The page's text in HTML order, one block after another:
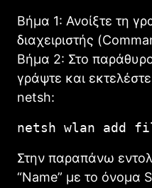
Βήμα 1: Ανοίξτε τη
διαχειριστής
Βήμα 2: Στο
γράψτε και
netsh:
netsh wlan add
Στην παραπάνω
“Name” με το όνομα